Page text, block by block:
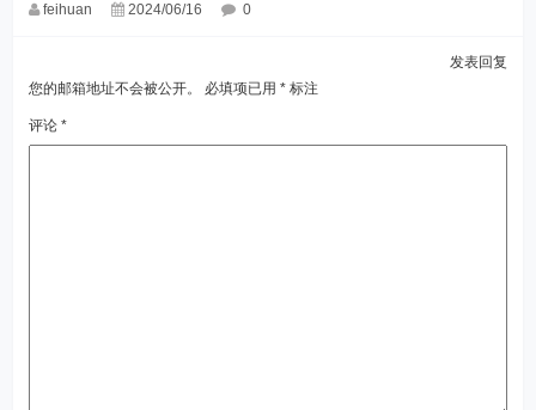
feihuan 2024/06/16 0
发表回复
您的邮箱地址不会被公开。
必填项已用 *标注
评论 *